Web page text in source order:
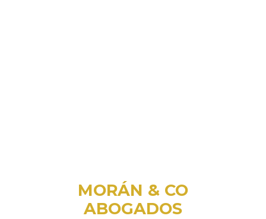
MORÁN & CO
ABOGADOS